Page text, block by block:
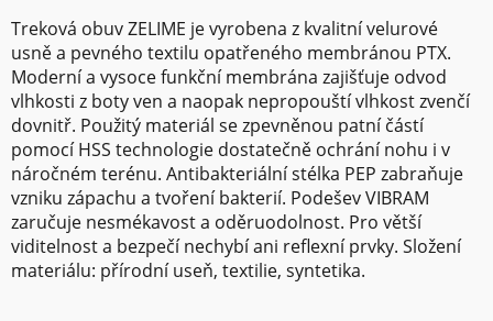
Treková obuv ZELIME je vyrobena z kvalitní velurové
usně a pevného textilu opatřeného membránou PTX.
Moderní a vysoce funkční membrána zajišťuje odvod
vlhkosti z boty ven a naopak nepropouští vlhkost zvenčí
dovnitř. Použitý materiál se zpevněnou patní částí
pomocí HSS technologie dostatečně ochrání nohu i v
náročném terénu. Antibakteriální stélka PEP zabraňuje
vzniku zápachu a tvoření bakterií. Podešev VIBRAM
zaručuje nesmékavost a oděruodolnost. Pro větší
viditelnost a bezpečí nechybí ani reflexní prvky. Složení
materiálu: přírodní useň, textilie, syntetika.